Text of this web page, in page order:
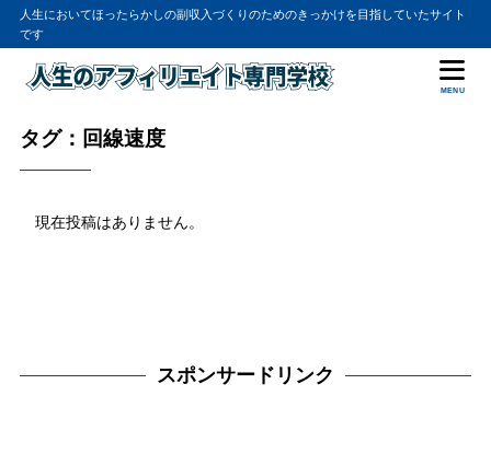
人生においてほったらかしの副収入づくりのためのきっかけを目指していたサイト
です
MENU
タグ：回線速度
現在投稿はありません。
スポンサードリンク